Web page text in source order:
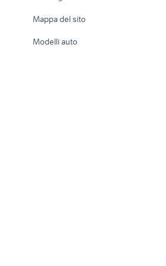
maggiolino 1963
porsche macan Veneto
Loft, mansarde eMappa del sito
Modelli auto